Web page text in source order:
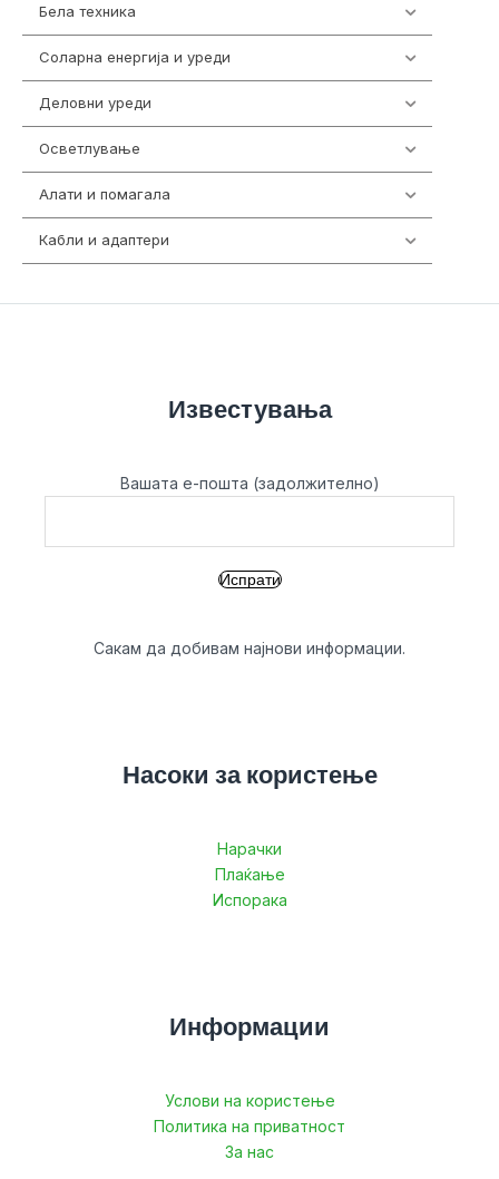
Бела техника
Соларна енергија и уреди
Деловни уреди
Осветлување
Алати и помагала
Кабли и адаптери
Известувања
Вашата е-пошта (задолжително)
Сакам да добивам најнови информации.
Насоки за користење
Нарачки
Плаќање
Испорака
Информации
Услови на користење
Политика на приватност
За нас